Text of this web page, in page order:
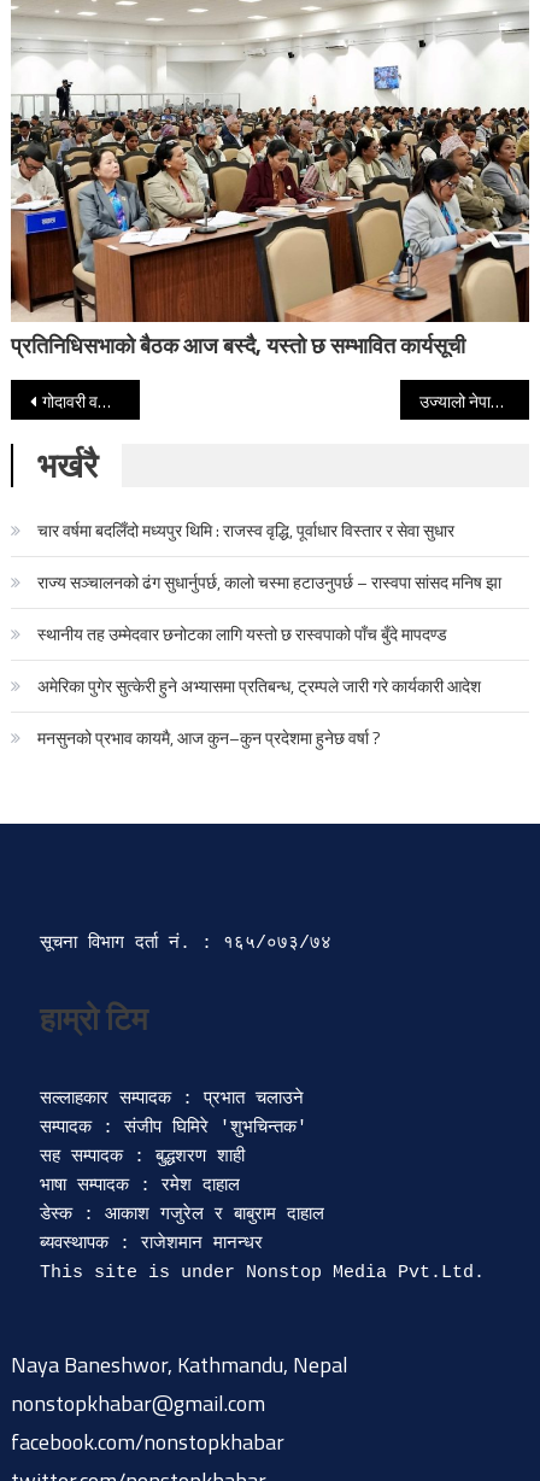
प्रतिनिधिसभाको बैठक आज बस्दै, यस्तो छ सम्भावित कार्यसूची
Post navigation
गोदावरी वडा नं. ३ बालमैत्री वडा घोषित उज्यालो नेपाल पार्टीले गठन गर्‍यो १४ सदस्यीय सचिवालय
भर्खरै
चार वर्षमा बदलिँदो मध्यपुर थिमि : राजस्व वृद्धि, पूर्वाधार विस्तार र सेवा सुधार
राज्य सञ्चालनको ढंग सुधार्नुपर्छ, कालो चस्मा हटाउनुपर्छ – रास्वपा सांसद मनिष झा
स्थानीय तह उम्मेदवार छनोटका लागि यस्तो छ रास्वपाको पाँच बुँदे मापदण्ड
अमेरिका पुगेर सुत्केरी हुने अभ्यासमा प्रतिबन्ध, ट्रम्पले जारी गरे कार्यकारी आदेश
मनसुनको प्रभाव कायमै, आज कुन–कुन प्रदेशमा हुनेछ वर्षा ?
सूचना विभाग दर्ता‍ नं. : १६५/०७३/७४
हाम्रो टिम
सल्लाहकार सम्पादक : प्रभात चलाउने
सम्पादक : संजीप घिमिरे 'शुभचिन्तक'
सह सम्पादक : बुद्धशरण शाही
भाषा सम्पादक : रमेश दाहाल
डेस्क : आकाश गजुरेल र बाबुराम दाहाल
ब्यवस्थापक : राजेशमान मानन्धर
Naya Baneshwor, Kathmandu, Nepal
nonstopkhabar@gmail.com
facebook.com/nonstopkhabar